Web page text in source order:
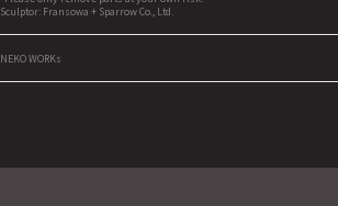
Sculptor: Fransowa + Sparrow Co., Ltd.
NEKO WORKs